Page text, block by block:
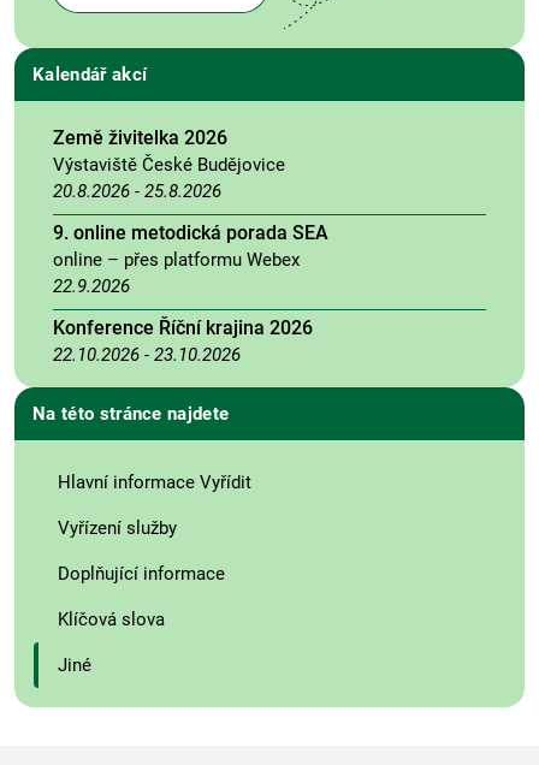
Kalendář akcí
Země živitelka 2026
Výstaviště České Budějovice
20.8.2026 - 25.8.2026
9. online metodická porada SEA
online – přes platformu Webex
22.9.2026
Konference Říční krajina 2026
22.10.2026 - 23.10.2026
Na této stránce najdete
Hlavní informace Vyřídit
Vyřízení služby
Doplňující informace
Klíčová slova
Jiné